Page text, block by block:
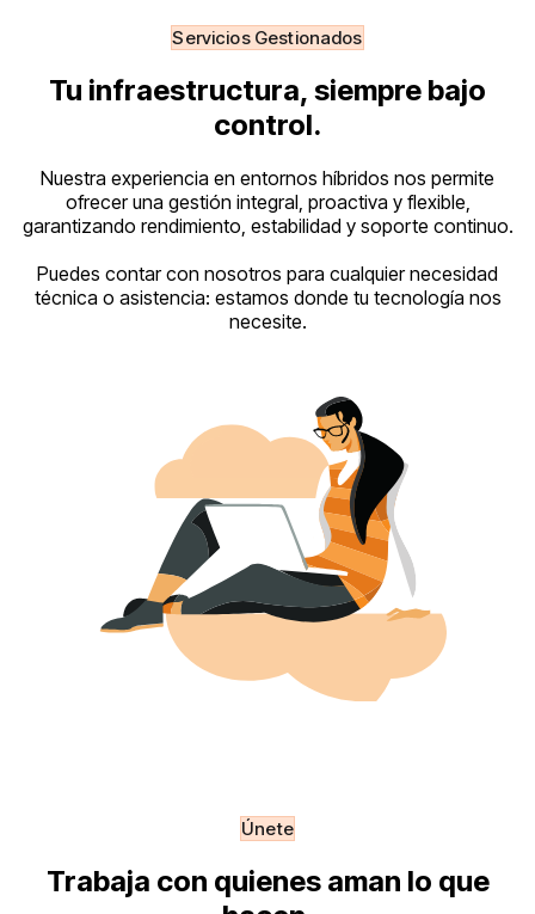
Servicios Gestionados
Tu infraestructura, siempre bajo
control.
Nuestra experiencia en entornos híbridos nos permite
ofrecer una gestión integral, proactiva y flexible,
garantizando rendimiento, estabilidad y soporte continuo.
Puedes contar con nosotros para cualquier necesidad
técnica o asistencia: estamos donde tu tecnología nos
necesite.
Únete
Trabaja con quienes aman lo que